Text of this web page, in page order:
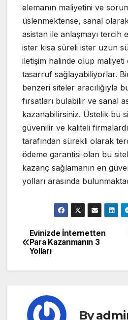
elemanın maliyetini ve
üslenmektense, sanal
asistan ile anlaşmayı tercih
ister kısa süreli ister uzun
iletişim halinde olup
tasarruf sağlayabiliyorlar.
benzeri siteler aracılığıyla
fırsatları bulabilir ve sanal
kazanabilirsiniz. Üstelik bu
güvenilir ve kaliteli
tarafından sürekli olarak
ödeme garantisi olan bu
kazanç sağlamanın en
yolları arasında
Yazı
gezinmesi
Evinizde İnternetten
Para Kazanmanın 3
Yolları
By